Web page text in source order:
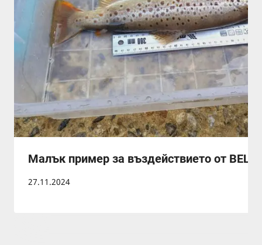
Малък пример за въздействието от ВЕЦ
27.11.2024